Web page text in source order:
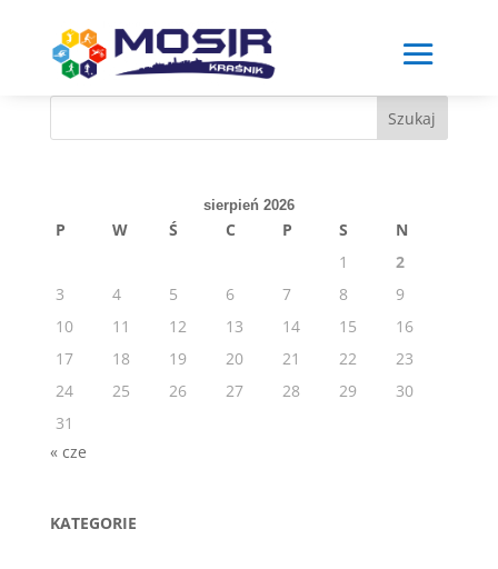
content
Szukaj
sierpień 2026
P W Ś C P S
N
1
2
3
4 5 6 7 8
9
10
11 12 13 14 15
16
17
18 19 20 21 22
23
24
25 26 27 28 29
30
31
« cze
KATEGORIE